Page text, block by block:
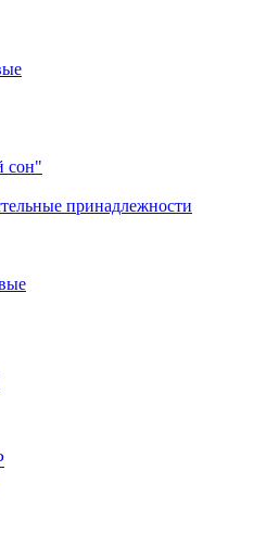
сон"
принадлежности